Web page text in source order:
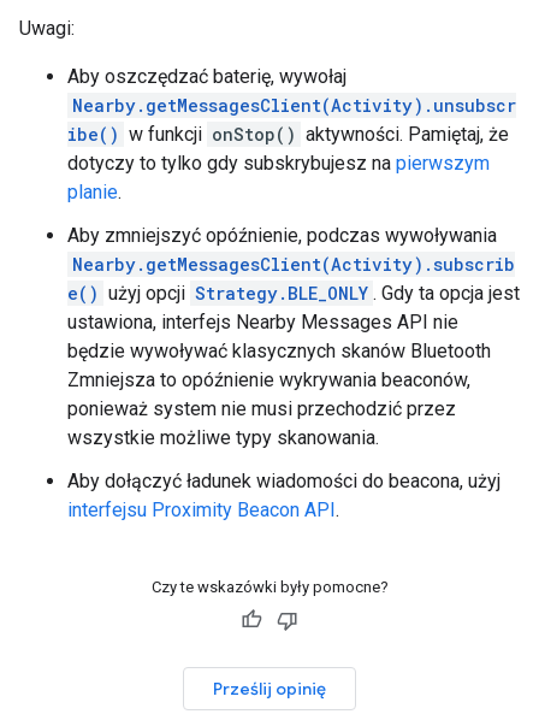
Uwagi:
Aby oszczędzać baterię, wywołaj
Nearby.getMessagesClient(Activity).unsubscr
ibe() w funkcji onStop() aktywności. Pamiętaj, że
dotyczy to tylko gdy subskrybujesz na pierwszym
planie.
Aby zmniejszyć opóźnienie, podczas wywoływania
Nearby.getMessagesClient(Activity).subscrib
e() użyj opcji Strategy.BLE_ONLY . Gdy ta opcja jest
ustawiona, interfejs Nearby Messages API nie
będzie wywoływać klasycznych skanów Bluetooth
Zmniejsza to opóźnienie wykrywania beaconów,
ponieważ system nie musi przechodzić przez
wszystkie możliwe typy skanowania.
Aby dołączyć ładunek wiadomości do beacona, użyj
interfejsu Proximity Beacon API.
Czy te wskazówki były pomocne?
Prześlij opinię